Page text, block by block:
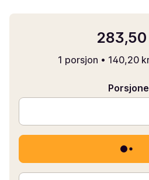
1 porsjon • 140,20